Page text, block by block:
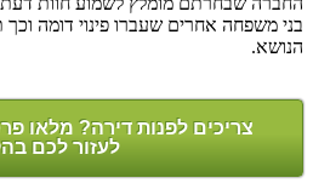
בני משפחה אחרים שעברו פינוי דומה
הנושא.
צריכים לפנות דירה? מלאו
לעזור לכם